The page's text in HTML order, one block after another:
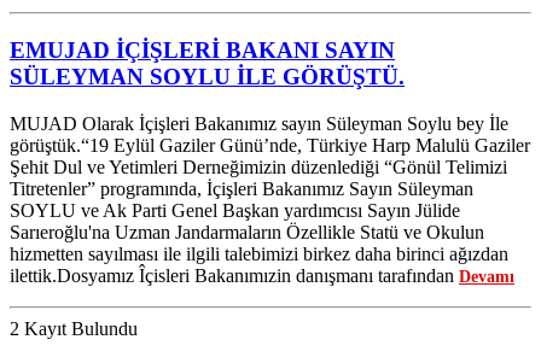
EMUJAD İÇİŞLERİ BAKANI SAYIN
SÜLEYMAN SOYLU İLE GÖRÜŞTÜ.
MUJAD Olarak İçişleri Bakanımız sayın Süleyman Soylu bey İle
görüştük.“19 Eylül Gaziler Günü’nde, Türkiye Harp Malulü Gaziler
Şehit Dul ve Yetimleri Derneğimizin düzenlediği “Gönül Telimizi
Titretenler” programında, İçişleri Bakanımız Sayın Süleyman
SOYLU ve Ak Parti Genel Başkan yardımcısı Sayın Jülide
Sarıeroğlu'na Uzman Jandarmaların Özellikle Statü ve Okulun
hizmetten sayılması ile ilgili talebimizi birkez daha birinci ağızdan
ilettik.Dosyamız Îçisleri Bakanımızin danışmanı tarafından Devamı
2 Kayıt Bulundu